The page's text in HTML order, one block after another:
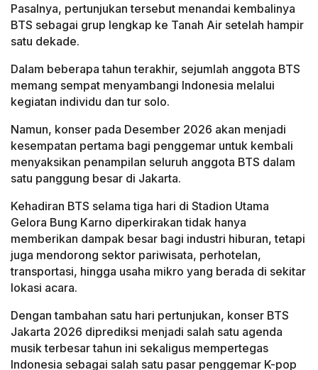
Pasalnya, pertunjukan tersebut menandai kembalinya
BTS sebagai grup lengkap ke Tanah Air setelah hampir
satu dekade.
Dalam beberapa tahun terakhir, sejumlah anggota BTS
memang sempat menyambangi Indonesia melalui
kegiatan individu dan tur solo.
Namun, konser pada Desember 2026 akan menjadi
kesempatan pertama bagi penggemar untuk kembali
menyaksikan penampilan seluruh anggota BTS dalam
satu panggung besar di Jakarta.
Kehadiran BTS selama tiga hari di Stadion Utama
Gelora Bung Karno diperkirakan tidak hanya
memberikan dampak besar bagi industri hiburan, tetapi
juga mendorong sektor pariwisata, perhotelan,
transportasi, hingga usaha mikro yang berada di sekitar
lokasi acara.
Dengan tambahan satu hari pertunjukan, konser BTS
Jakarta 2026 diprediksi menjadi salah satu agenda
musik terbesar tahun ini sekaligus mempertegas
Indonesia sebagai salah satu pasar penggemar K-pop